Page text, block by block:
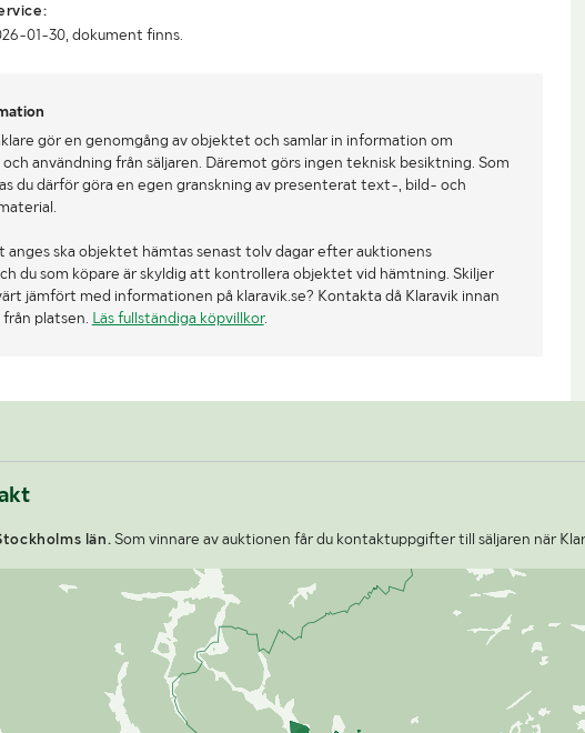
01-30, dokument finns.
gör en genomgång av objektet och samlar in information om
användning från säljaren. Däremot görs ingen teknisk besiktning. Som
du därför göra en egen granskning av presenterat text-, bild- och
anges ska objektet hämtas senast tolv dagar efter auktionens
du som köpare är skyldig att kontrollera objektet vid hämtning. Skiljer
jämfört med informationen på klaravik.se? Kontakta då Klaravik innan
platsen. Läs fullständiga köpvillkor.
län.Som vinnare av auktionen får du kontaktuppgifter till säljaren när